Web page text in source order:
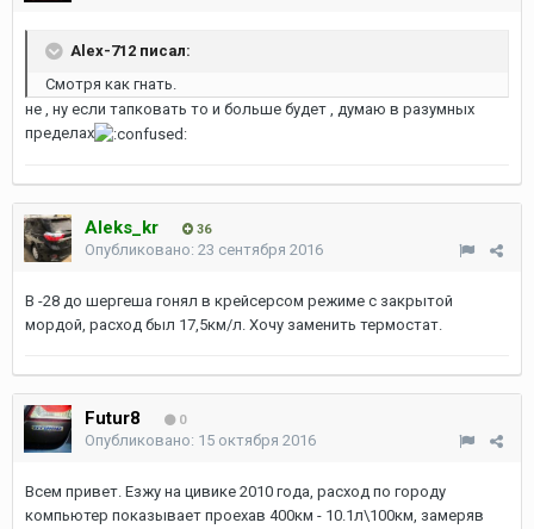
Alex-712 писал:
Смотря как гнать.
не , ну если тапковать то и больше будет , думаю в разумных
пределах
Aleks_kr 36
Опубликовано: 23 сентября 2016
В -28 до шергеша гонял в крейсерсом режиме с закрытой
мордой, расход был 17,5км/л. Хочу заменить термостат.
Futur8 0
Опубликовано: 15 октября 2016
Всем привет. Езжу на цивике 2010 года, расход по городу
компьютер показывает проехав 400км - 10.1л\100км, замеряв